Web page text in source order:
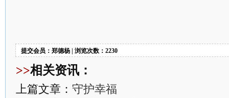
提交会员：郑德杨 | 浏览次数：2230
>>相关资讯：
上篇文章： 守护幸福